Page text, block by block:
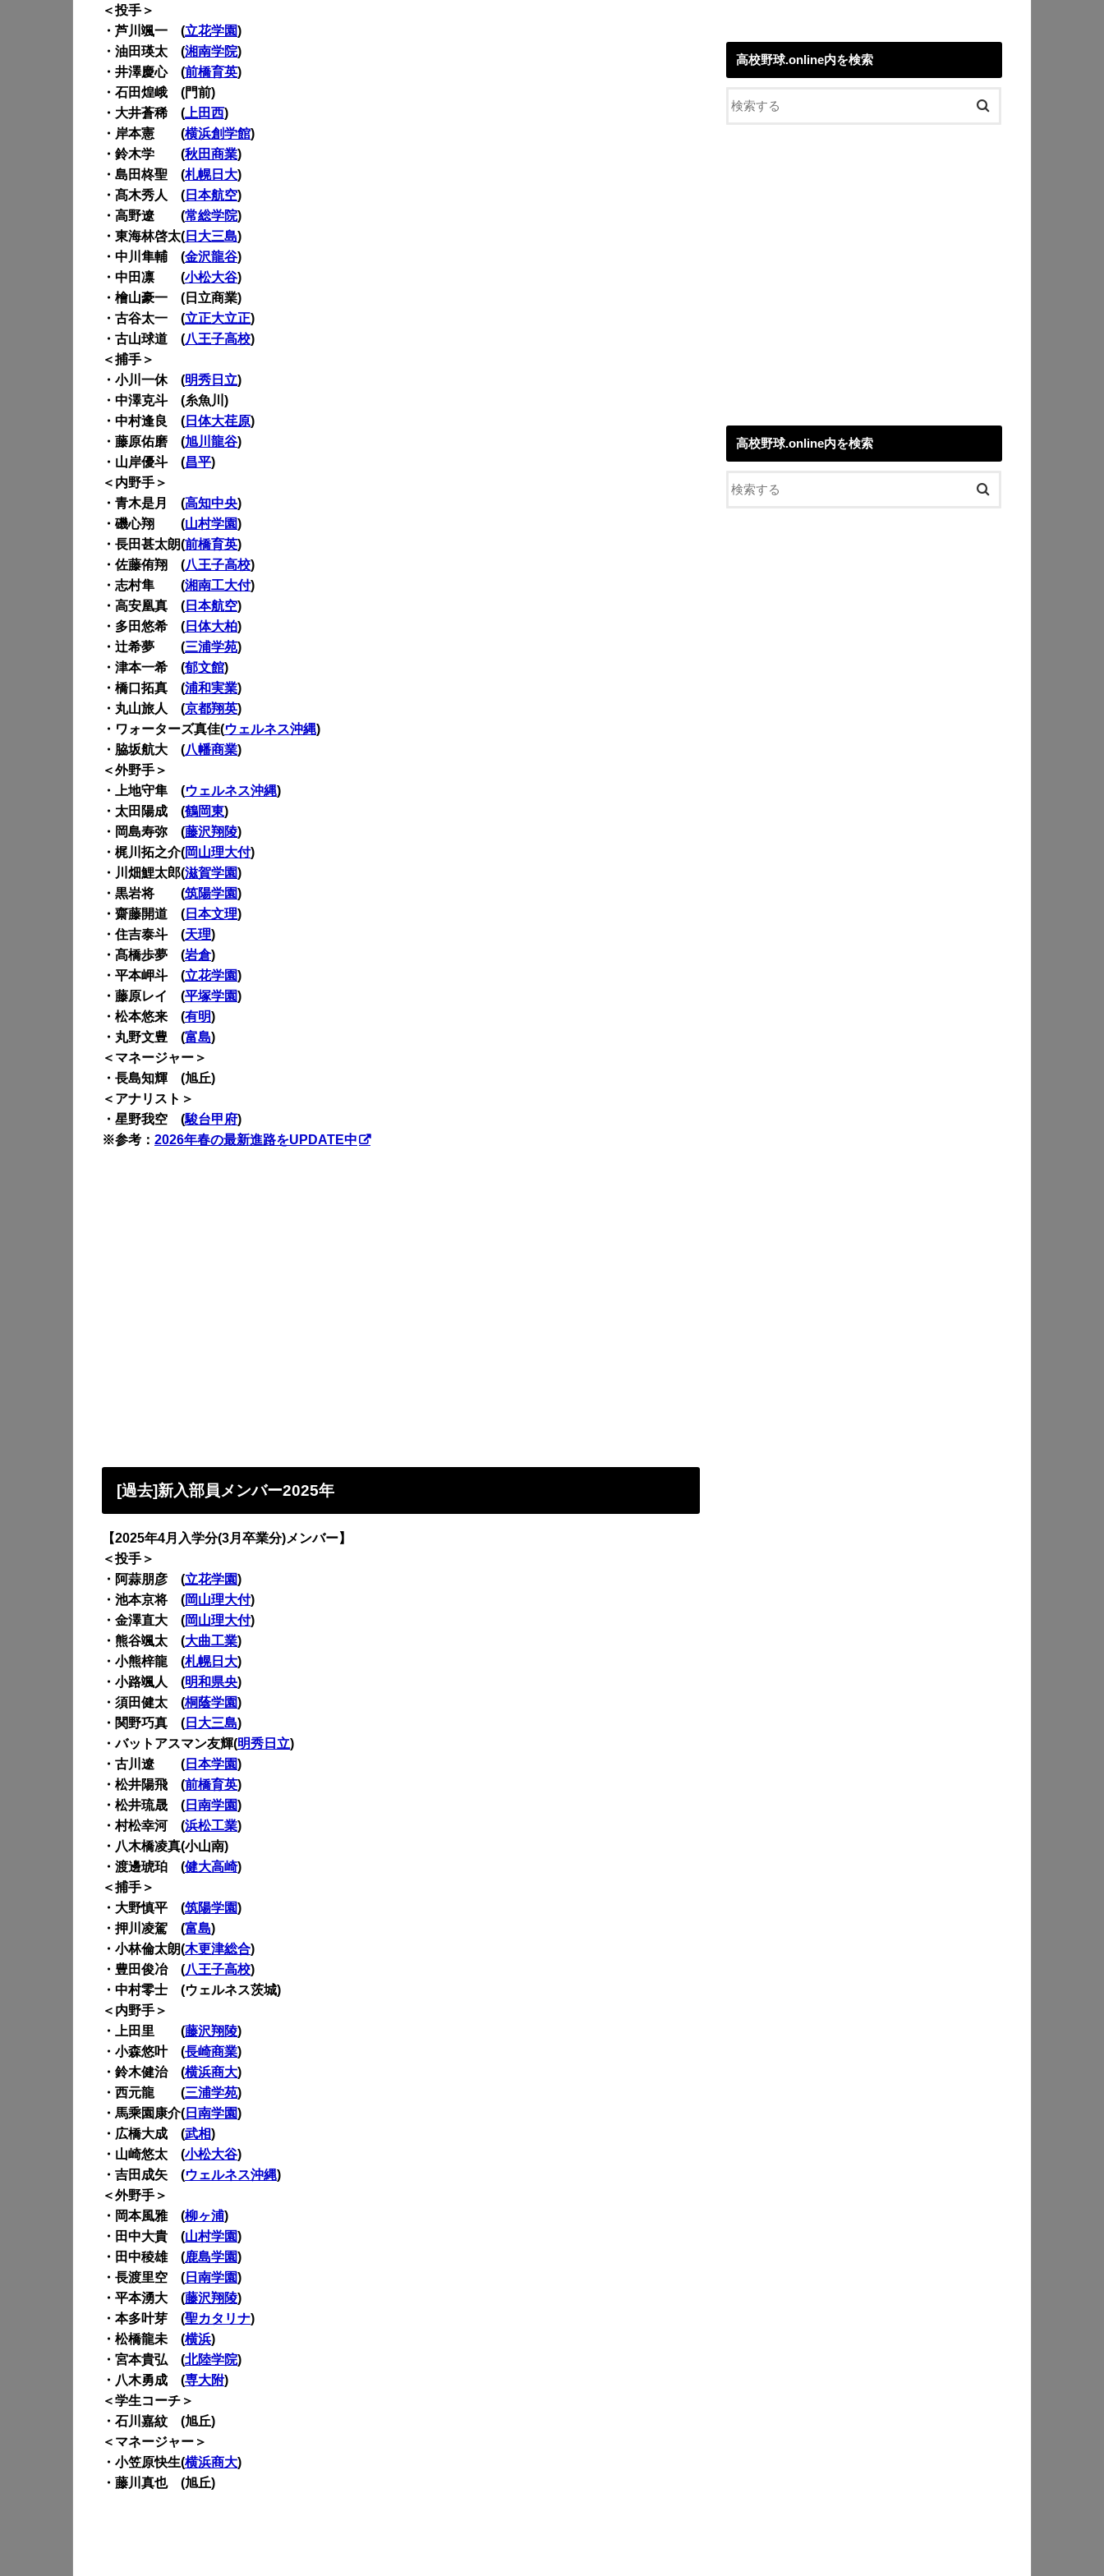
＜投手＞
・芦川颯一 (立花学園)
・油田瑛太 (湘南学院)
・井澤慶心 (前橋育英)
・石田煌峨 (門前)
・大井蒼稀 ( 上田西)
・岸本憲 (横浜創学館)
・鈴木学 (秋田商業)
・島田柊聖 (札幌日大)
・髙木秀人 ( 日本航空)
・高野遼 (常総学院)
・東海林啓太( 日大三島)
・中川隼輔 (金沢龍谷)
・中田凛 (小松大谷)
・檜山豪一 (日立商業)
・古谷太一 (立正大立正)
・古山球道 (八王子高校)
＜捕手＞
・小川一休 (明秀日立)
・中澤克斗 (糸魚川)
・中村逢良 ( 日体大荏原)
・藤原佑磨 (旭川龍谷)
・山岸優斗 (昌平)
＜内野手＞
・青木是月 (高知中央)
・磯心翔 (山村学園)
・長田甚太朗(前橋育英)
・佐藤侑翔 (八王子高校)
・志村隼 (湘南工大付)
・高安凰真 ( 日本航空)
・多田悠希 ( 日体大柏)
・辻希夢 (三浦学苑)
・津本一希 (郁文館)
・橋口拓真 (浦和実業)
・丸山旅人 (京都翔英)
・ワォーターズ真佳(ウェルネス沖縄)
・脇坂航大 (八幡商業)
＜外野手＞
・上地守隼 (ウェルネス沖縄)
・太田陽成 (鶴岡東)
・岡島寿弥 (藤沢翔陵)
・梶川拓之介(岡山理大付)
・川畑鯉太郎(滋賀学園)
・黒岩将 (筑陽学園)
・齋藤開道 ( 日本文理)
・住吉泰斗 (天理)
・髙橋歩夢 (岩倉)
・平本岬斗 (立花学園)
・藤原レイ (平塚学園)
・松本悠来 (有明)
・丸野文豊 (富島)
＜マネージャー＞
・長島知輝 (旭丘)
＜アナリスト＞
・星野我空 (駿台甲府)
※参考： 2026年春の最新進路をUPDATE中
[過去]新入部員メンバー2025年
【2025年4月入学分(3月卒業分)メンバー】
＜投手＞
・阿蒜朋彦 (立花学園)
・池本京将 (岡山理大付)
・金澤直大 (岡山理大付)
・熊谷颯太 (大曲工業)
・小熊梓龍 (札幌日大)
・小路颯人 (明和県央)
・須田健太 (桐蔭学園)
・関野巧真 ( 日大三島)
・バットアスマン友輝(明秀日立)
・古川遼 ( 日本学園)
・松井陽飛 (前橋育英)
・松井琉晟 ( 日南学園)
・村松幸河 (浜松工業)
・八木橋凌真(小山南)
・渡邊琥珀 (健大高崎)
＜捕手＞
・大野慎平 (筑陽学園)
・押川凌駕 (富島)
・小林倫太朗(木更津総合)
・豊田俊冶 (八王子高校)
・中村零士 (ウェルネス茨城)
＜内野手＞
・上田里 (藤沢翔陵)
・小森悠叶 (長崎商業)
・鈴木健治 (横浜商大)
・西元龍 (三浦学苑)
・馬乘園康介( 日南学園)
・広橋大成 (武相)
・山崎悠太 (小松大谷)
・吉田成矢 (ウェルネス沖縄)
＜外野手＞
・岡本風雅 (柳ヶ浦)
・田中大貴 (山村学園)
・田中稜雄 (鹿島学園)
・長渡里空 ( 日南学園)
・平本湧大 (藤沢翔陵)
・本多叶芽 (聖カタリナ)
・松橋龍未 (横浜)
・宮本貴弘 (北陸学院)
・八木勇成 (専大附)
＜学生コーチ＞
・石川嘉紋 (旭丘)
＜マネージャー＞
・小笠原快生(横浜商大)
・藤川真也 (旭丘)
高校野球.online内を検索
高校野球.online内を検索